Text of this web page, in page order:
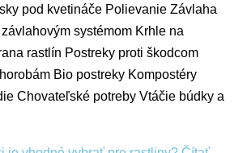
pod kvetináče Polievanie Závlaha
systémom Krhle na
rastlín Postreky proti škodcom
Bio postreky Kompostéry
Chovateľské potreby Vtáčie búdky a